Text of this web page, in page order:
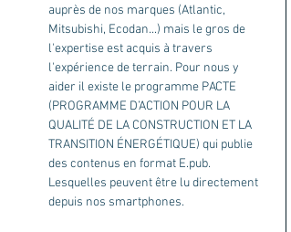
auprès de nos marques (Atlantic,
Mitsubishi, Ecodan...) mais le gros de
l'expertise est acquis à travers
l'expérience de terrain. Pour nous y
aider il existe le programme PACTE
(PROGRAMME D’ACTION POUR LA
QUALITÉ DE LA CONSTRUCTION ET LA
TRANSITION ÉNERGÉTIQUE) qui publie
des contenus en format E.pub.
Lesquelles peuvent être lu directement
depuis nos smartphones.